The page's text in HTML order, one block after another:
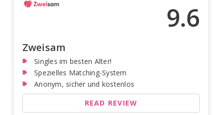
9.6
Zweisam
Singles im besten Alter!
Spezielles Matching-System
Anonym, sicher und kostenlos
READ REVIEW